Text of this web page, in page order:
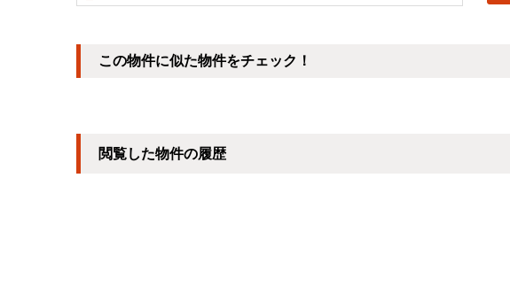
この物件に似た物件をチェック！
閲覧した物件の履歴